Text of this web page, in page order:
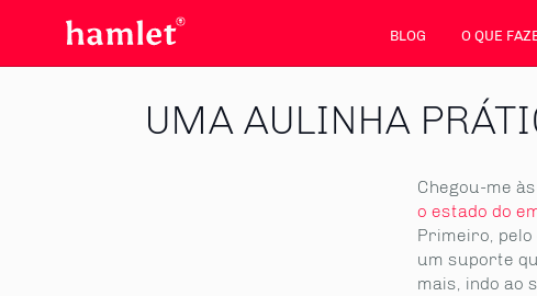
BLOG O QUE
UMA AULINHA
Chegou-me
o estado do
Primeiro,
um suporte
mais, indo ao